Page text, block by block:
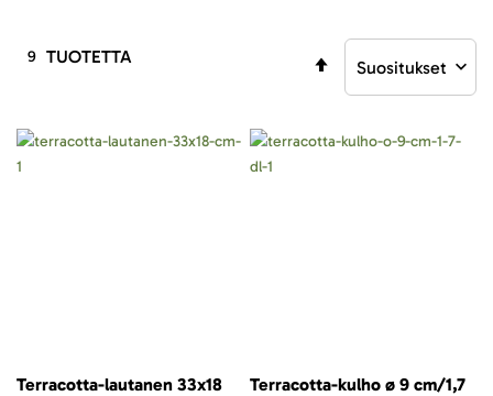
9 TUOTETTA
Aseta
Terracotta-lautanen 33x18
Terracotta-kulho ø 9 cm/1,7